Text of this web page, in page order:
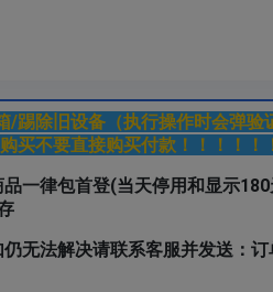
除旧设备（执行操作时会弹
买不要直接购买付款！！！！！
一律包首登(当天停用和显示
无法解决请联系客服并发送：